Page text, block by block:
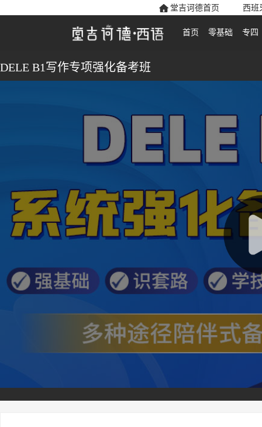
堂吉诃德首页 西班
首页 零基础 专四
DELE B1写作专项强化备考班